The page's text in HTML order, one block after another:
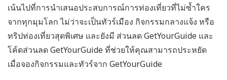
เน้นไปที่การนำเสนอประสบการณ์การท่องเที่ยวที่ไม่ซ้ำใคร
จากทุกมุมโลก ไม่ว่าจะเป็นทัวร์เมือง กิจกรรมกลางแจ้ง หรือ
ทริปท่องเที่ยวสุดพิเศษ และยังมี ส่วนลด GetYourGuide และ
โค้ดส่วนลด GetYourGuideที่ช่วยให้คุณสามารถประหยัด
เมื่อจองกิจกรรมและทัวร์จาก GetYourGuide